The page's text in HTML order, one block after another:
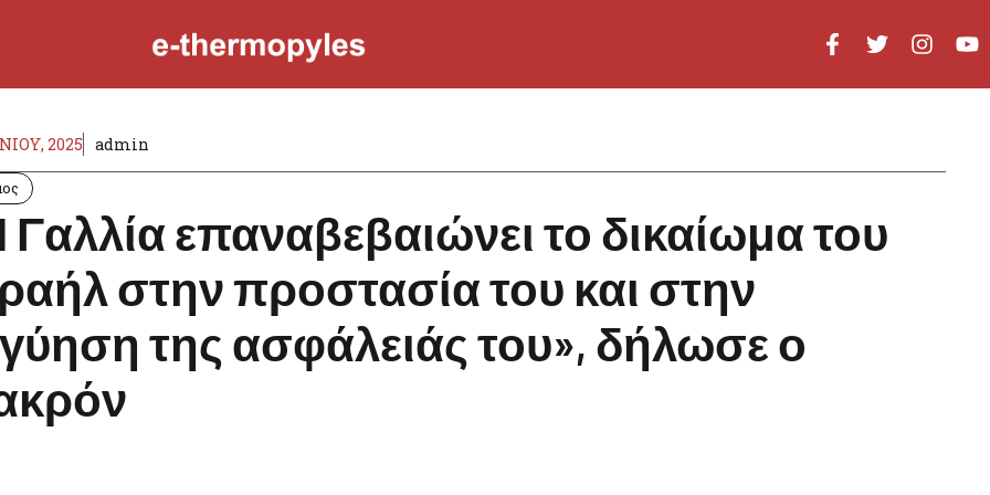
2025 admin
Γαλλία επαναβεβαιώνει το δικαίωμα του
στην προστασία του και στην
της ασφάλειάς του», δήλωσε ο